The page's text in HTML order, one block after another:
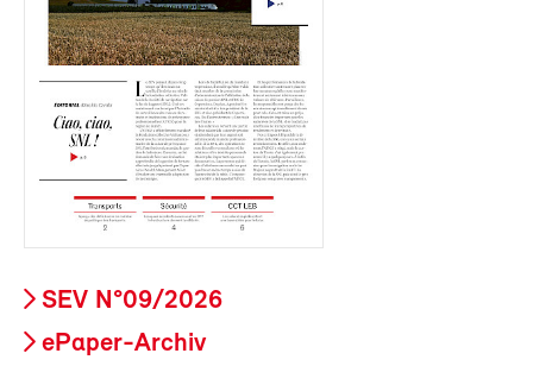
SEV N°09/2026
ePaper-Archiv